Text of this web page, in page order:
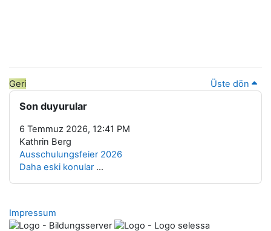
Geri Üste dön
Bloklar
Son duyurular 'yı atla
Son duyurular
6 Temmuz 2026, 12:41 PM
Kathrin Berg
Ausschulungsfeier 2026
Daha eski konular...
Impressum